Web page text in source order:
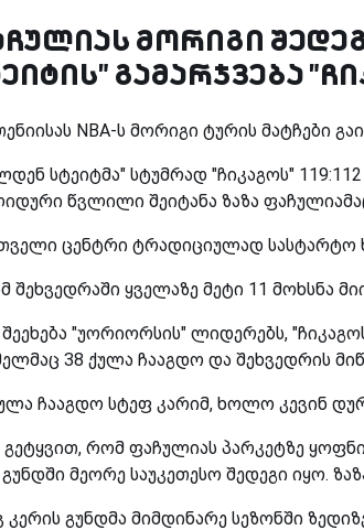
მორიგი
გამარჯვება
NBA-ს მორიგი ტურის მატჩები
სტეიტმა" სტუმრად "ჩიკაგოს"
წვლილი შეიტანა ზაზა
ცენტრი ტრადიციულად სასტარტო
შეხვედრაში ყველაზე მეტი 11 მოხსნა
"უორიორსის" ლიდერებს,
38 ქულა ჩააგდო და შეხვედრის
ჩააგდო სტეფ კარიმ, ხოლო კევინ
გეტყვით, რომ ფაჩულიას პარკეტზე
მეორე საუკეთესო შედეგი იყო.
კერის გუნდმა მიმდინარე სეზონში